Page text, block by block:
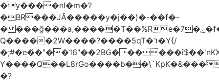
�y����nI�m�?
�BR���JĂ�����y�j��)�-��f�-
����ğ���a,�����T��%Re�7�ۑ�f�reQ�00!h����îNtr����� ��G�A�֓���Q�`�k��բ�^=n4�à��r[Y
Q�����2W����?����5qT�ר�Y{/
�?